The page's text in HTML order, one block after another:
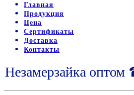
Главная
Продукция
Цена
Сертификаты
Доставка
Контакты
Незамерзайка